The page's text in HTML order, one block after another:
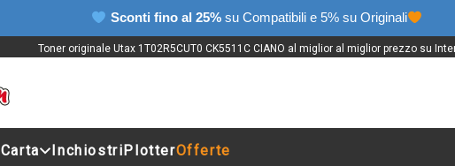
Sconti fino al 25% su Compatibili e 5% su Originali
Toner originale Utax 1T02R5CUT0 CK5511C CIANO al miglior al miglior prezzo su
Carta InchiostriPlotterOfferte